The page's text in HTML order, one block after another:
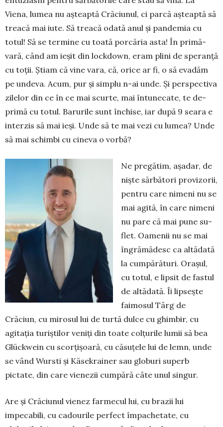
Viena, lumea nu aș­teaptă Crăciunul, ci parcă așteaptă să
treacă mai iute. Să treacă odată anul și pandemia cu
totul! Să se termine cu toată por­căria asta! În pri­mă­
vară, când am ieșit din lock­down, eram plini de speranță
cu toții. Știam că vine vara, că, orice ar fi, o să evadăm
pe undeva. Acum, pur și simplu n-ai unde. Și perspectiva
zile­lor din ce în ce mai scurte, mai întu­necate, te de­
primă cu totul. Barurile sunt închise, iar după 9 seara e
interzis să mai ieși. Unde să te mai vezi cu lu­mea? Unde
să mai schimbi cu cineva o vorbă?
Ne pregătim, așadar, de
niște sărbători pro­vizorii,
pentru care ni­meni nu se
mai agită, în care ni­meni
nu pare că mai pune su­
flet. Oamenii nu se mai
îngră­mă­desc ca altădată
la cum­pă­rături. Orașul,
cu totul, e lipsit de fastul
de altădată. Îi lipsește
fai­mosul Târg de
Crăciun, cu mirosul lui de turtă dulce cu ghim­bir, cu
agitația turiștilor veniți din toate col­țurile lumii să bea
Glückwein cu scorțișoară, cu că­suțele lui de lemn, unde
se vând Wursti și Käse­krainer sau globuri superb
pictate, din care vienezii cumpără câte unul singur.
Are și Crăciunul vienez farmecul lui, cu brazii lui
impecabili, cu cadourile perfect împachetate, cu